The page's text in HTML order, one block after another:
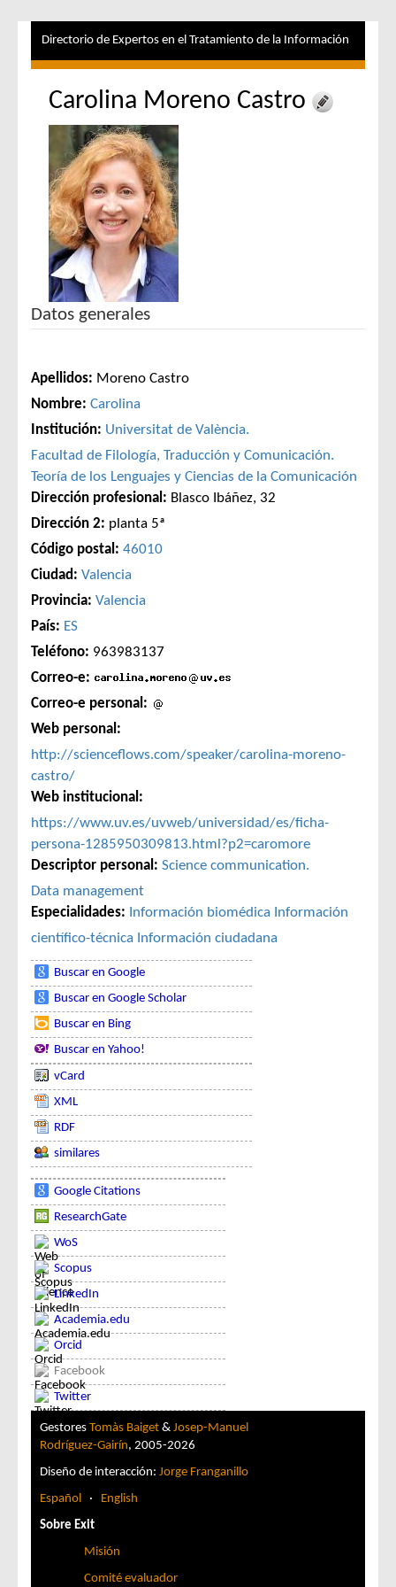
Directorio de Expertos en el Tratamiento de la Información
Carolina Moreno Castro
Datos generales
Apellidos: Moreno Castro
Nombre: Carolina
Institución: Universitat de València.
Facultad de Filología, Traducción y Comunicación.
Teoría de los Lenguajes y Ciencias de la Comunicación
Dirección profesional: Blasco Ibáñez, 32
Dirección 2: planta 5ª
Código postal: 46010
Ciudad: Valencia
Provincia: Valencia
País: ES
Teléfono: 963983137
Correo-e:
Correo-e personal:
Web personal:
http://scienceflows.com/speaker/carolina-moreno-
castro/
Web institucional:
https://www.uv.es/uvweb/universidad/es/ficha-
persona-1285950309813.html?p2=caromore
Descriptor personal: Science communication.
Data management
Especialidades: Información biomédica Información
científico-técnica Información ciudadana
Buscar en Google
Buscar en Google Scholar
Buscar en Bing
Buscar en Yahoo!
vCard
XML
RDF
similares
Google Citations
ResearchGate
WoS
Scopus
LinkedIn
Academia.edu
Orcid
Facebook
Twitter
Gestores Tomàs Baiget & Josep-Manuel
Rodríguez-Gairín, 2005-2026
Diseño de interacción: Jorge Franganillo
Español · English
Sobre Exit
Misión
Comité evaluador